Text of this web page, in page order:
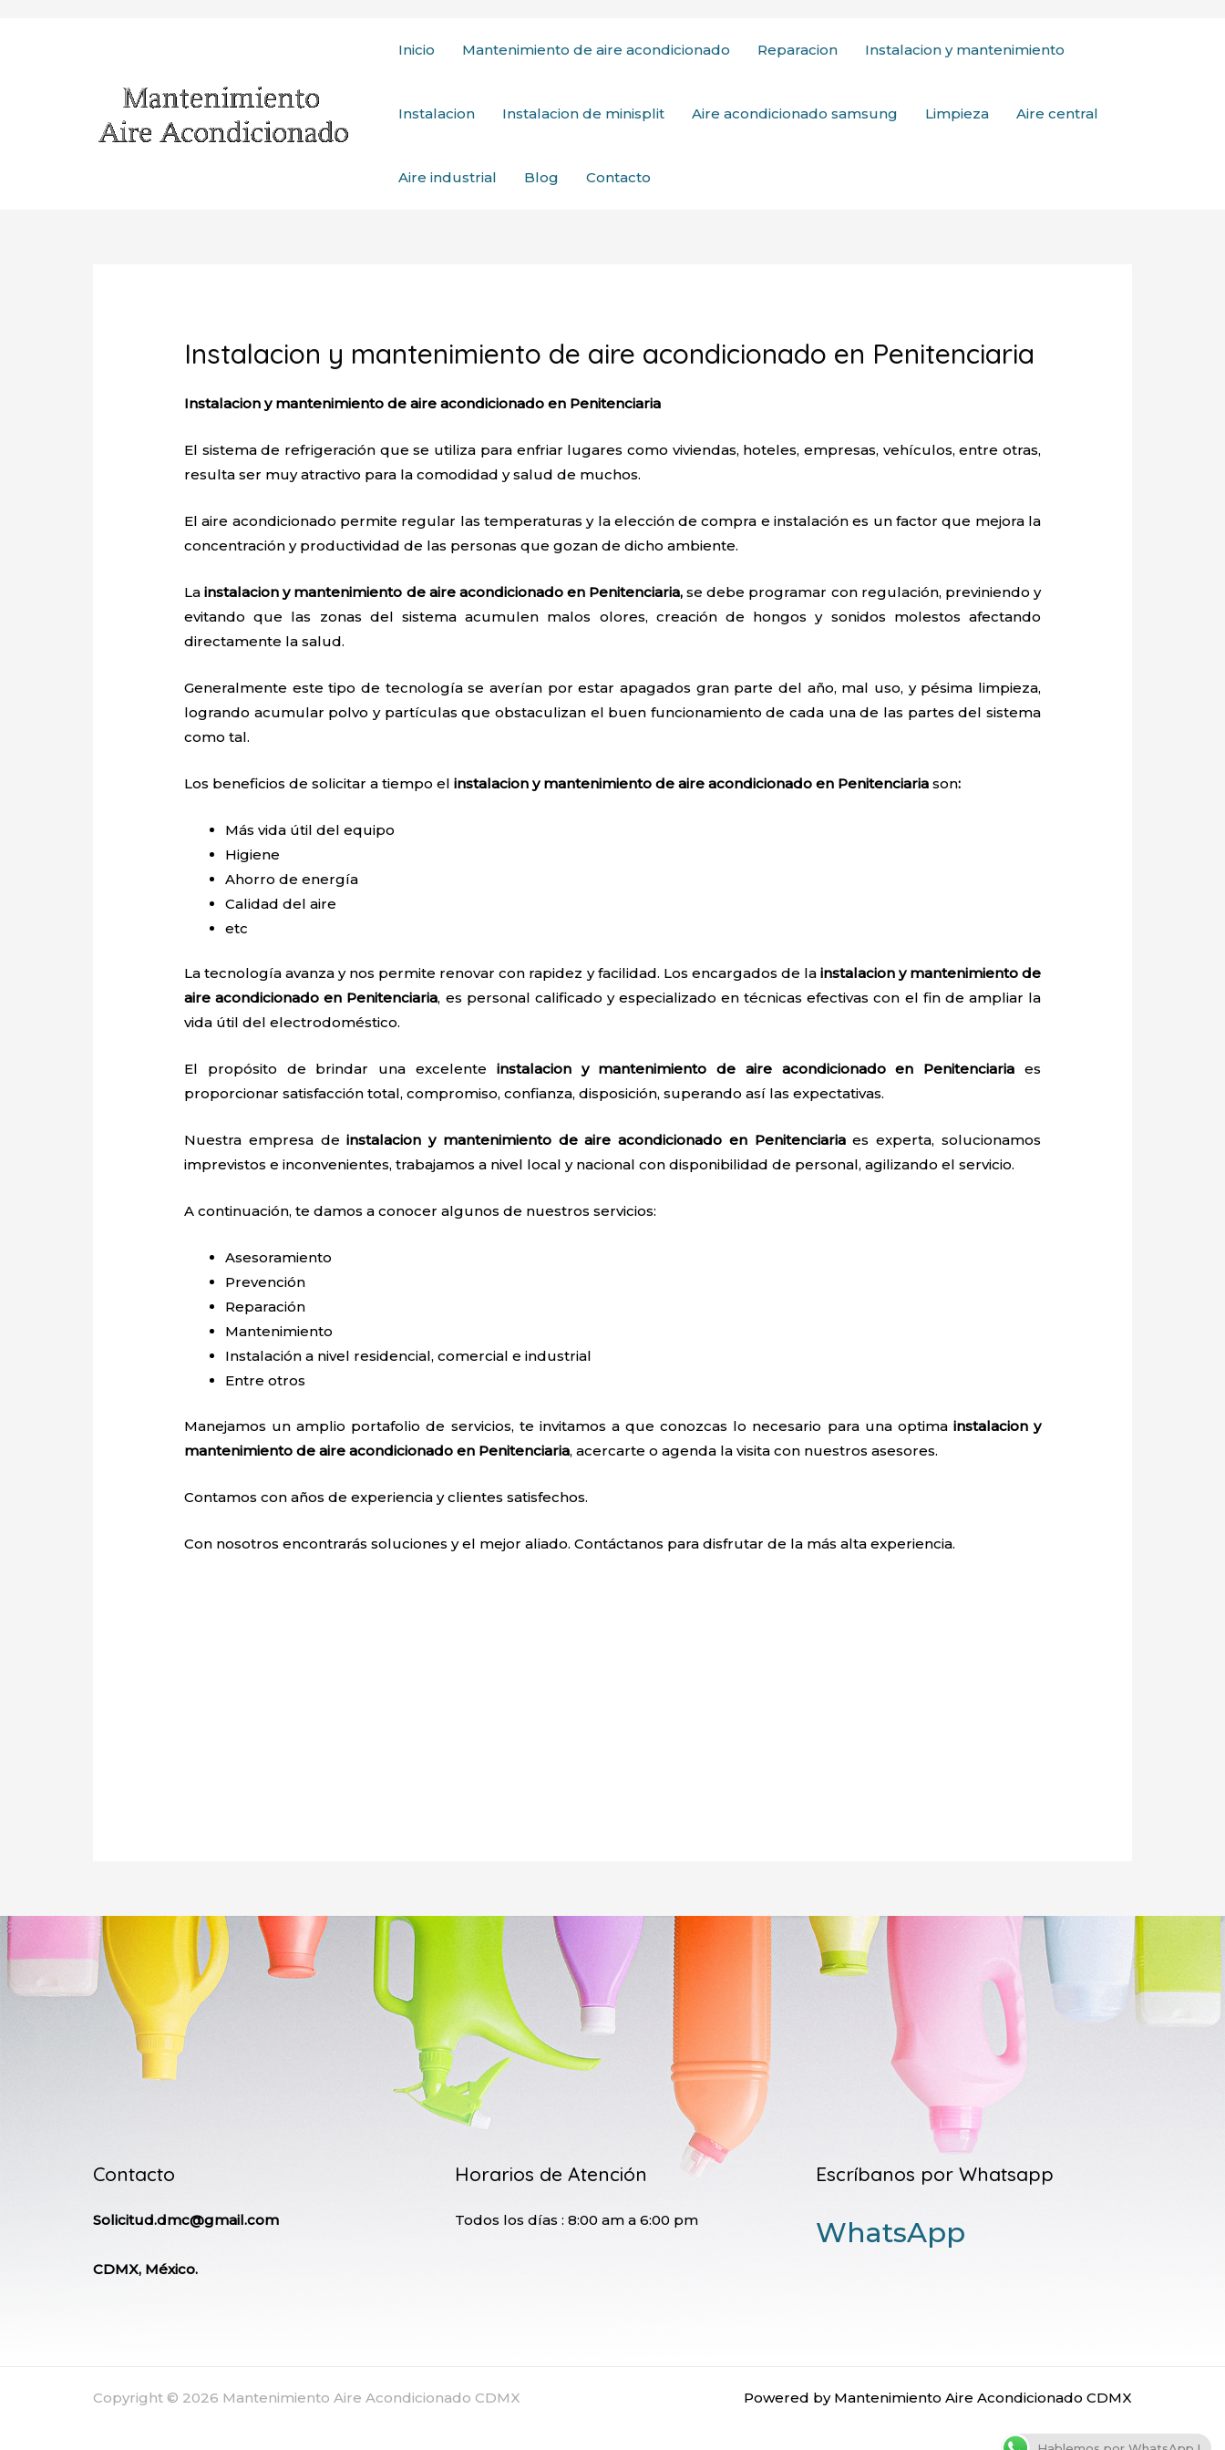
Inicio Mantenimiento de aire acondicionado Reparacion Instalacion y mantenimiento
Instalacion Instalacion de minisplit Aire acondicionado samsung Limpieza Aire central
Aire industrial Blog Contacto
Instalacion y mantenimiento de aire acondicionado en Penitenciaria
Instalacion y mantenimiento de aire acondicionado en Penitenciaria
El sistema de refrigeración que se utiliza para enfriar lugares como viviendas, hoteles, empresas, vehículos, entre otras,
resulta ser muy atractivo para la comodidad y salud de muchos.
El aire acondicionado permite regular las temperaturas y la elección de compra e instalación es un factor que mejora la
concentración y productividad de las personas que gozan de dicho ambiente.
Lainstalacion y mantenimiento de aire acondicionado en Penitenciaria, se debe programar con regulación, previniendo y
evitando que las zonas del sistema acumulen malos olores, creación de hongos y sonidos molestos afectando
directamente la salud.
Generalmente este tipo de tecnología se averían por estar apagados gran parte del año, mal uso, y pésima limpieza,
logrando acumular polvo y partículas que obstaculizan el buen funcionamiento de cada una de las partes del sistema
como tal.
Los beneficios de solicitar a tiempo elinstalacion y mantenimiento de aire acondicionado en Penitenciariason:
Más vida útil del equipo
Higiene
Ahorro de energía
Calidad del aire
etc
La tecnología avanza y nos permite renovar con rapidez y facilidad. Los encargados de la instalacion y mantenimiento de
aire acondicionado en Penitenciaria, es personal calificado y especializado en técnicas efectivas con el fin de ampliar la
vida útil del electrodoméstico.
El propósito de brindar una excelente instalacion y mantenimiento de aire acondicionado en Penitenciaria es
proporcionar satisfacción total, compromiso, confianza, disposición, superando así las expectativas.
Nuestra empresa deinstalacion y mantenimiento de aire acondicionado en Penitenciariaes experta, solucionamos
imprevistos e inconvenientes, trabajamos a nivel local y nacional con disponibilidad de personal, agilizando el servicio.
A continuación, te damos a conocer algunos de nuestros servicios:
Asesoramiento
Prevención
Reparación
Mantenimiento
Instalación a nivel residencial, comercial e industrial
Entre otros
Manejamos un amplio portafolio de servicios, te invitamos a que conozcas lo necesario para una optima instalacion y
mantenimiento de aire acondicionado en Penitenciaria, acercarte o agenda la visita con nuestros asesores.
Contamos con años de experiencia y clientes satisfechos.
Con nosotros encontrarás soluciones y el mejor aliado. Contáctanos para disfrutar de la más alta experiencia.
Contacto
Solicitud.dmc@gmail.com
CDMX, México.
Horarios de Atención
Todos los días : 8:00 am a 6:00 pm
Escríbanos por Whatsapp
WhatsApp
Copyright © 2026 Mantenimiento Aire Acondicionado CDMX Powered by Mantenimiento Aire Acondicionado CDMX